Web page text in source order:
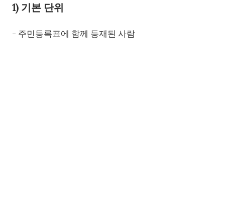
1) 기본 단위
- 주민등록표에 함께 등재된 사람